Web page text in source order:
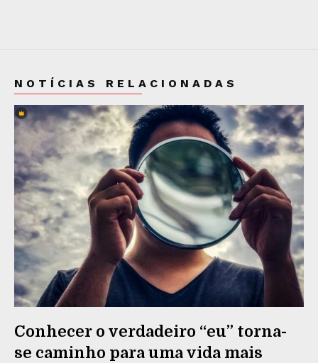
NOTÍCIAS RELACIONADAS
Conhecer o verdadeiro “eu” torna-
se caminho para uma vida mais